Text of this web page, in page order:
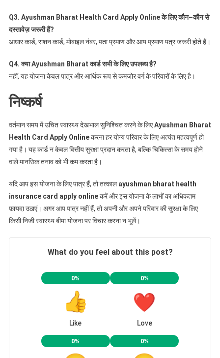
Q3. Ayushman Bharat Health Card Apply Onlineकेलिएकौन–कौनसे
दस्तावेज़जरूरीहैं?
आधार कार्ड, राशन कार्ड, मोबाइल नंबर, पता प्रमाण और आय प्रमाण पत्र जरूरी होते हैं।
Q4.क्याAyushman Bharatकार्डसभीकेलिएउपलब्धहै?
नहीं, यह योजना केवल पात्र और आर्थिक रूप से कमजोर वर्ग के परिवारों के लिए है।
निष्कर्ष
वर्तमान समय में उचित स्वास्थ्य देखभाल सुनिश्चित करने के लिएAyushman Bharat
Health Card Apply Onlineकरना हर योग्य परिवार के लिए अत्यंत महत्वपूर्ण हो
गया है। यह कार्ड न केवल वित्तीय सुरक्षा प्रदान करता है, बल्कि चिकित्सा के समय होने
वाले मानसिक तनाव को भी कम करता है।
यदि आप इस योजना के लिए पात्र हैं, तो तत्कालayushman bharat health
insurance card apply onlineकरें और इस योजना के लाभों का अधिकतम
फ़ायदा उठाएं। अगर आप पात्र नहीं हैं, तो अपनी और अपने परिवार की सुरक्षा के लिए
किसी निजी स्वास्थ्य बीमा योजना पर विचार करना न भूलें।
What do you feel about this post?
0%
Like
0%
Love
0% 0%